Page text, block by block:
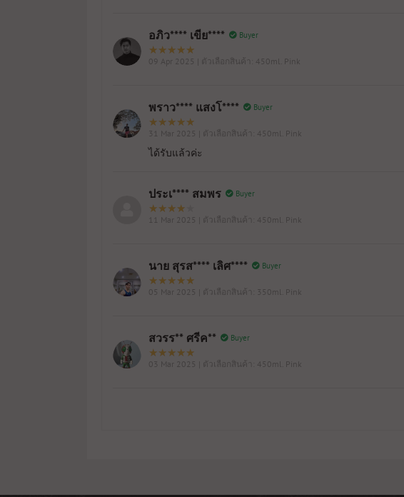
อภิว**** เขีย**** Buyer
09 Apr 2025 | ตัวเลือกสินค้า: 450ml. Pink
พราว**** แสงโ**** Buyer
31 Mar 2025 | ตัวเลือกสินค้า: 450ml. Pink
ได้รับแล้วค่ะ
ประเ**** สมพร Buyer
11 Mar 2025 | ตัวเลือกสินค้า: 450ml. Pink
นาย สุรส**** เลิศ**** Buyer
05 Mar 2025 | ตัวเลือกสินค้า: 350ml. Pink
สวรร** ศรีค** Buyer
03 Mar 2025 | ตัวเลือกสินค้า: 450ml. Pink